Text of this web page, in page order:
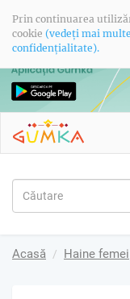
Prin continuarea
cookie (vedeți mai
confidențialitate).
Acasă Haine femei